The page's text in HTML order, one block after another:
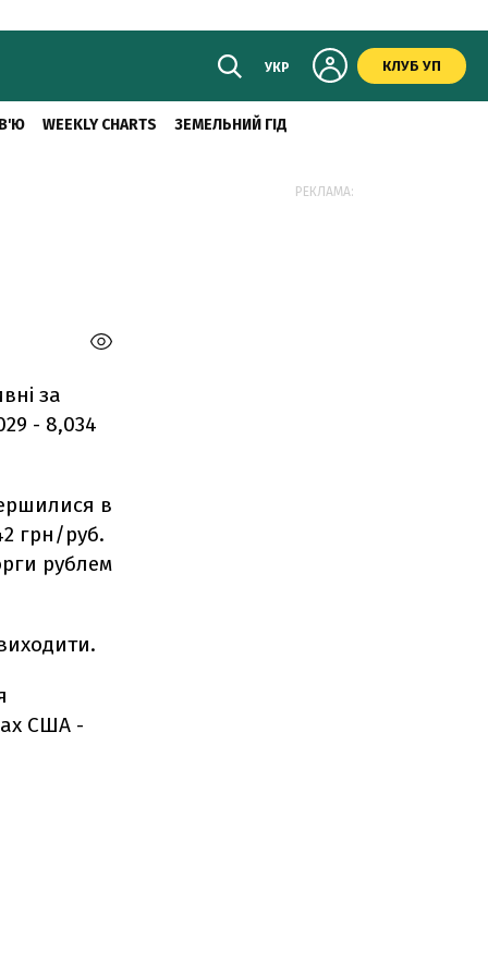
УКР КЛУБ УП
WEEKLY CHARTS ЗЕМЕЛЬНИЙ ГІД
за
- 8,034
в
грн/руб.
рублем
США -
РЕКЛАМА: